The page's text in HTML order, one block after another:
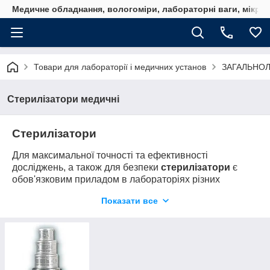
Медичне обладнання, вологоміри, лабораторні ваги,
Товари для лабораторії і медичних установ
Стерилізатори медичні
Стерилізатори
Для максимальної точності та ефективності
досліджень, а також для безпеки стерилізатори є
обов'язковим приладом в лабораторіях різних
Подібні прилади активно використовуються у
медицині, фармакології та стоматології, під час
операцій, лабораторних досліджень, а також в різних
виробничих процесах, де необхідно наявність
Показати все